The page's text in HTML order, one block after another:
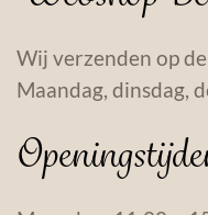
Wij verzenden op
Maandag, dinsdag,